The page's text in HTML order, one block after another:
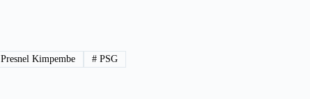
Presnel Kimpembe #PSG